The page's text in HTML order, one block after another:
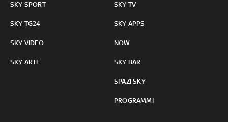
SKY SPORT
SKY TG24
SKY VIDEO
SKY ARTE
SKY TV
SKY APPS
NOW
SKY BAR
SPAZI SKY
PROGRAMMI